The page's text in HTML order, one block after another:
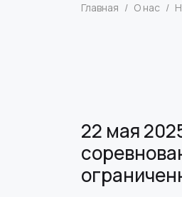
Главная / О нас /
22 мая